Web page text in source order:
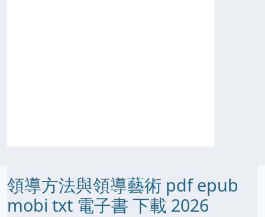
領導方法與領導藝術 pdf epub
mobi txt 電子書 下載 2026